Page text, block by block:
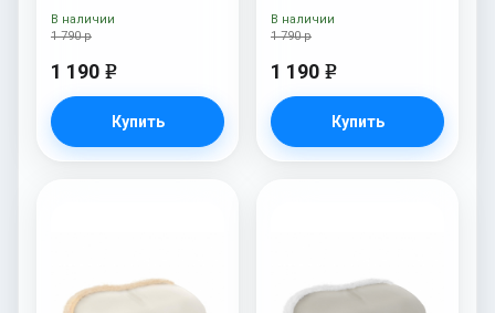
Navy
1 790 р
1 190 e
Купить
В наличии
1 790 р
1 190 e
Купить
В наличии